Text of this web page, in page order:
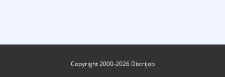
Copyright 2000-2026 Distrijob